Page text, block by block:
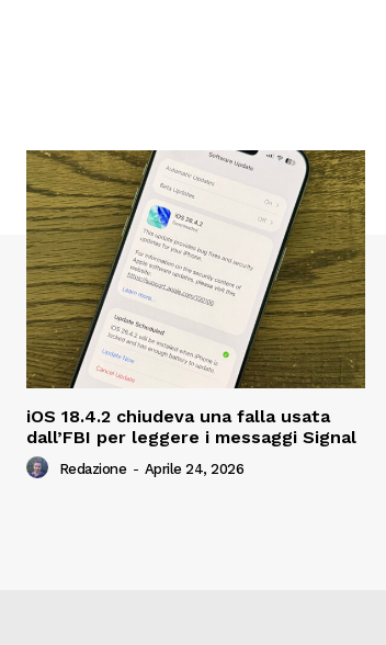
iOS 18.4.2 chiudeva una falla usata
dall’FBI per leggere i messaggi Signal
Redazione - Aprile 24, 2026